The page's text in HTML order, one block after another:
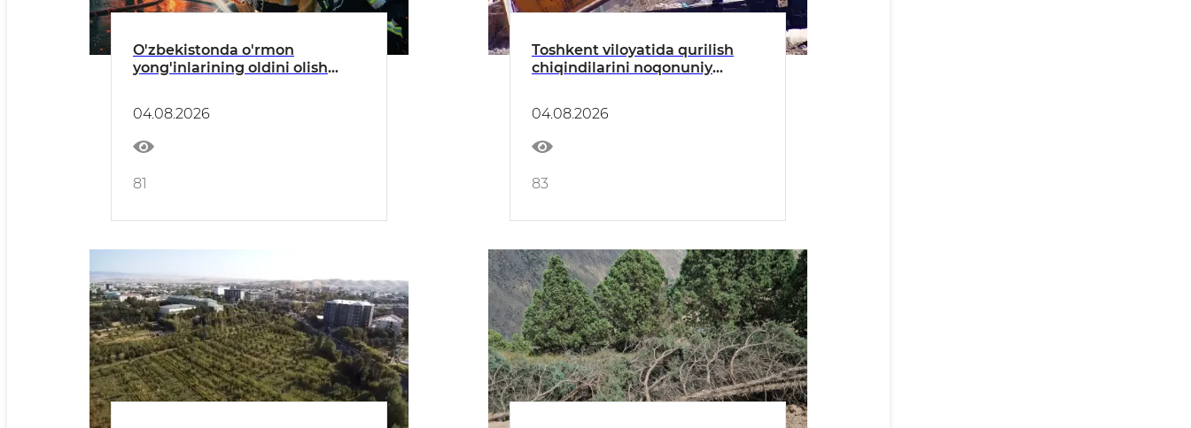
O'zbekistonda o'rmon
yong'inlarining oldini olish
04.08.2026
81
Toshkent viloyatida qurilish
chiqindilarini noqonuniy
04.08.2026
83